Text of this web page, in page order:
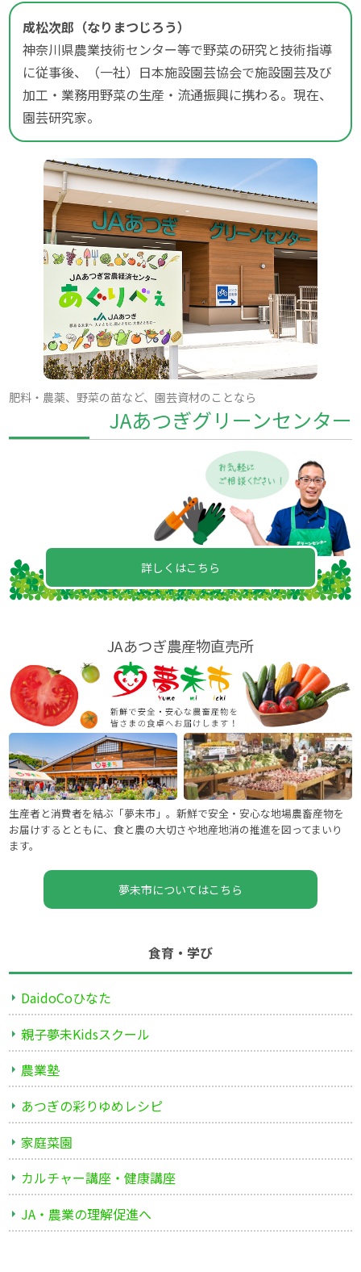
成松次郎（なりまつじろう）
神奈川県農業技術センター等で野菜の研究と技術指導
に従事後、（一社）日本施設園芸協会で施設園芸及び
加工・業務用野菜の生産・流通振興に携わる。現在、
園芸研究家。
肥料・農薬、野菜の苗など、園芸資材のことなら
JAあつぎグリーンセンター
詳しくはこちら
JAあつぎ農産物直売所
生産者と消費者を結ぶ「夢未市」。新鮮で安全・安心な地場農畜産物を
お届けするとともに、食と農の大切さや地産地消の推進を図ってまいり
ます。
夢未市についてはこちら
食育・学び
DaidoCoひなた
親子夢未Kidsスクール
農業塾
あつぎの彩りゆめレシピ
家庭菜園
カルチャー講座・健康講座
JA・農業の理解促進へ